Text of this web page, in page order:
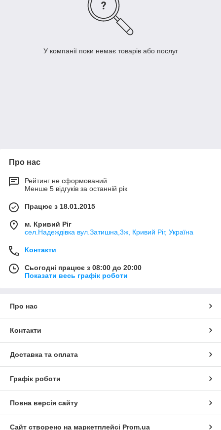
У компанії поки немає товарів або послуг
Про нас
Рейтинг не сформований
Менше 5 відгуків за останній рік
Працює з 18.01.2015
м. Кривий Ріг
сел.Надеждівка вул.Затишна,3ж, Кривий Ріг, Україна
Контакти
Сьогодні працює з 08:00 до 20:00
Показати весь графік роботи
Про нас
Контакти
Доставка та оплата
Графік роботи
Повна версія сайту
Сайт створено на маркетплейсі Prom.ua